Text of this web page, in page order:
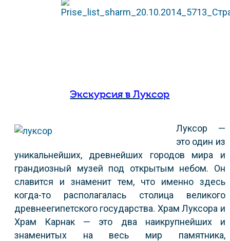
Экскурсия в Луксор
Луксор —
это один из
уникальнейших, древнейших городов мира и
грандиозный музей под открытым небом. Он
славится и знаменит тем, что именно здесь
когда-то располагалась столица великого
древнеегипетского государства. Храм Луксора и
Храм Карнак — это два наикрупнейших и
знаменитых на весь мир памятника,